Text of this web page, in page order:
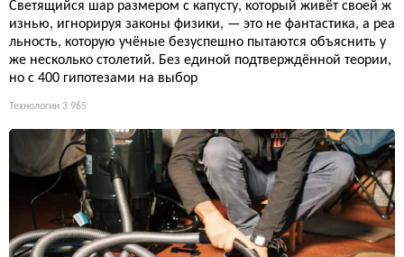
Светящийся шар размером с капусту, который живёт своей ж
изнью, игнорируя законы физики, — это не фантастика, а реа
льность, которую учёные безуспешно пытаются объяснить у
же несколько столетий. Без единой подтверждённой теории,
но с 400 гипотезами на выбор
Технологии 3 965